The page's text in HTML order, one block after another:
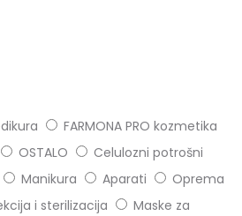
FARMONA PRO kozmetika
OSTALO
Celulozni potrošni
Manikura Aparati
Oprema
i sterilizacija
Maske za